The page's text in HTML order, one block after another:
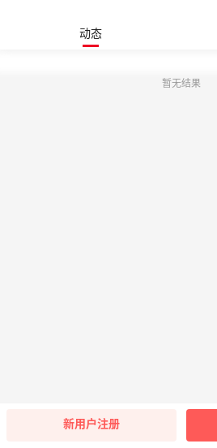
动态
暂无结果
新用户注册